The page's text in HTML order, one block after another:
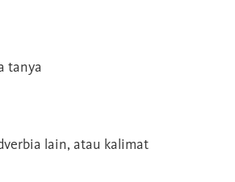
tanya
lain, atau kalimat